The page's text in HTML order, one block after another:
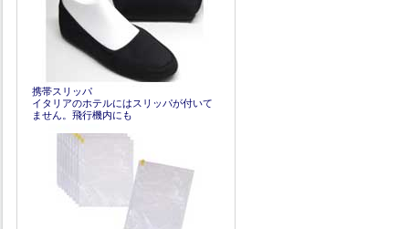
携帯スリッパ
イタリアのホテルにはスリッパが付いて
ません。飛行機内にも